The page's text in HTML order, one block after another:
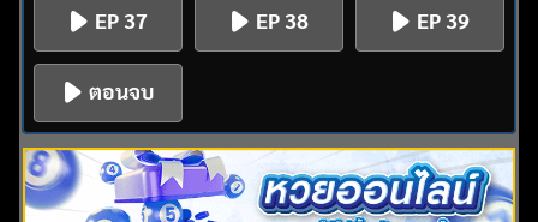
EP 37 EP 38 EP 39
ตอนจบ